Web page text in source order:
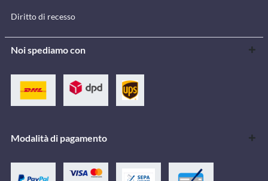
Diritto di recesso
Noi spediamo con
Modalità di pagamento